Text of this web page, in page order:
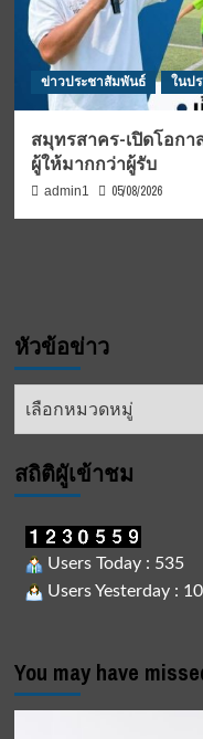
ข่าวประชาสัมพันธ์ ในป
สมุทรสาคร-เปิดโอก
ผู้ให้มากกว่าผู้รับ
admin1 05/08/2026
หัวข้อข่าว
หัวข้อ
สถิติผูัเข้าชม
Users Today : 535
Users Yesterday :
You may have